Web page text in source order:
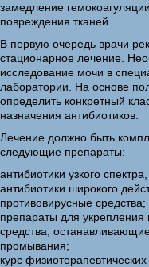
замедление
повреждения тканей.
В первую очередь врачи
стационарное лечение.
исследование мочи в
лаборатории. На основе
определить конкретный
назначения антибиотиков.
Лечение должно быть
следующие препараты:
антибиотики узкого
антибиотики широкого
противовирусные средства;
препараты для
средства,
промывания;
курс